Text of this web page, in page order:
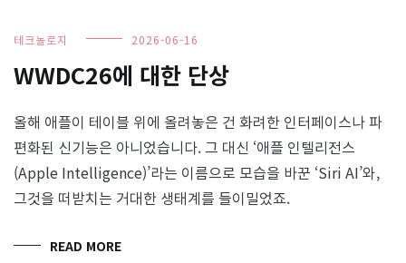
테크놀로지 2026-06-16
WWDC26에 대한 단상
올해 애플이 테이블 위에 올려놓은 건 화려한 인터페이스나 파
편화된 신기능은 아니었습니다. 그 대신 ‘애플 인텔리전스
(Apple Intelligence)’라는 이름으로 모습을 바꾼 ‘Siri AI’와,
그것을 떠받치는 거대한 생태계를 들이밀었죠.
READ MORE